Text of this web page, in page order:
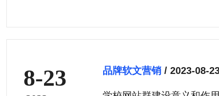
8-23 品牌软文营销/ 2023-08-